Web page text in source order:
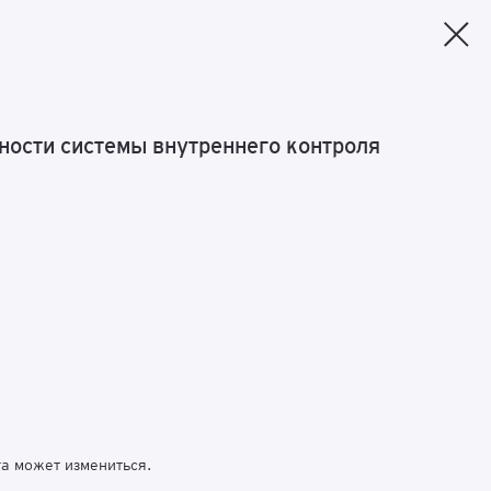
системы внутреннего контроля
может измениться.